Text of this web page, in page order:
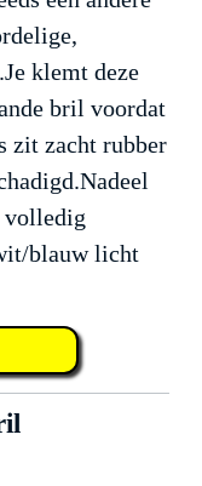
klemt deze
bril voordat
zit zacht rubber
volledig
blauw licht